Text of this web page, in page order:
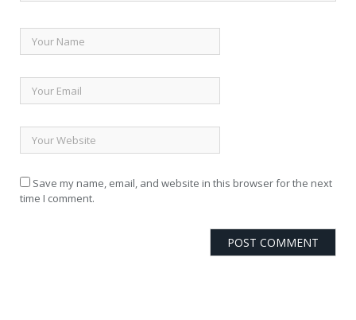
Save my name, email, and website in this browser for the next
time I comment.